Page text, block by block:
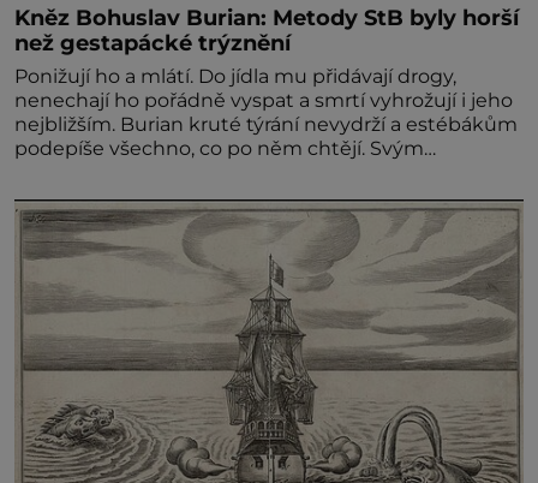
Kněz Bohuslav Burian: Metody StB byly horší
než gestapácké trýznění
Ponižují ho a mlátí. Do jídla mu přidávají drogy,
nenechají ho pořádně vyspat a smrtí vyhrožují i jeho
nejbližším. Burian kruté týrání nevydrží a estébákům
podepíše všechno, co po něm chtějí. Svým
výslechů nikdo nevyvíjel fyzický ani psychický nátlak.
Syn brněnského řezníka chce být knězem a